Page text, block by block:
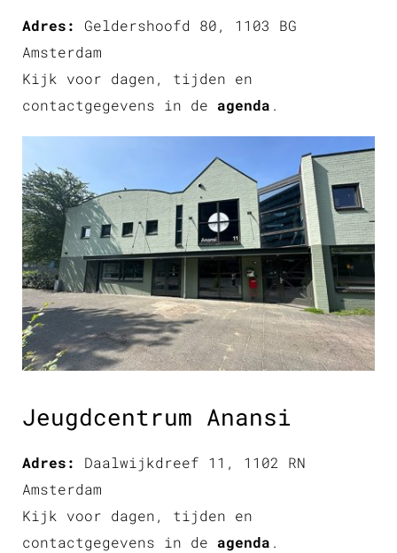
Adres: Geldershoofd 80, 1103 BG
Amsterdam
Kijk voor dagen, tijden en
contactgegevens in de agenda .
Jeugdcentrum Anansi
Adres: Daalwijkdreef 11, 1102 RN
Amsterdam
Kijk voor dagen, tijden en
contactgegevens in de agenda .